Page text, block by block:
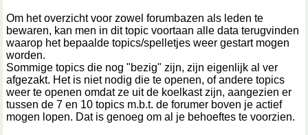
Om het overzicht voor zowel forumbazen als leden te
bewaren, kan men in dit topic voortaan alle data terugvinden
waarop het bepaalde topics/spelletjes weer gestart mogen
worden.
Sommige topics die nog "bezig" zijn, zijn eigenlijk al ver
afgezakt. Het is niet nodig die te openen, of andere topics
weer te openen omdat ze uit de koelkast zijn, aangezien er
tussen de 7 en 10 topics m.b.t. de forumer boven je actief
mogen lopen. Dat is genoeg om al je behoeftes te voorzien.